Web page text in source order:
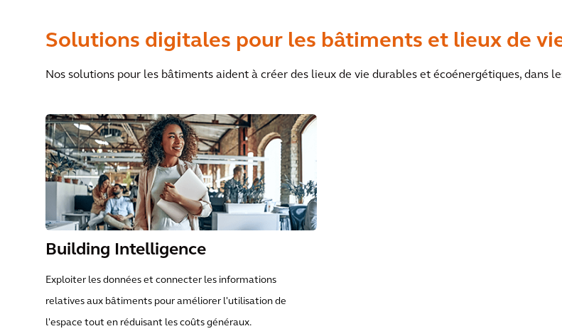
Solutions digitales pour les bâtiments et lieux de
Nos solutions pour les bâtiments aident à créer des lieux de vie durables et écoénergétiques, dans
Building Intelligence
Exploiter les données et connecter les informations
relatives aux bâtiments pour améliorer l'utilisation de
l'espace tout en réduisant les coûts généraux.